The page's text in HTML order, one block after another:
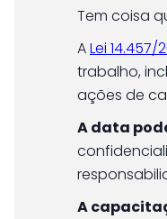
Tem coisa
ALei 14.457/
trabalho,
ações de
A data
A